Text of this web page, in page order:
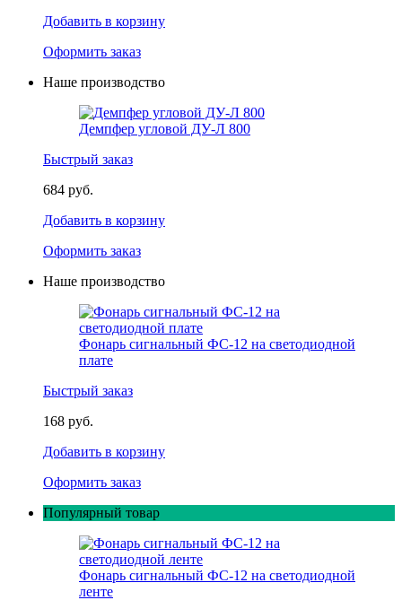
Добавить в корзину
Оформить заказ
Наше производство
Демпфер угловой ДУ-Л 800
Быстрый заказ
684 руб.
Добавить в корзину
Оформить заказ
Наше производство
Фонарь сигнальный ФС-12 на светодиодной
плате
Быстрый заказ
168 руб.
Добавить в корзину
Оформить заказ
Популярный товар
Фонарь сигнальный ФС-12 на светодиодной
ленте